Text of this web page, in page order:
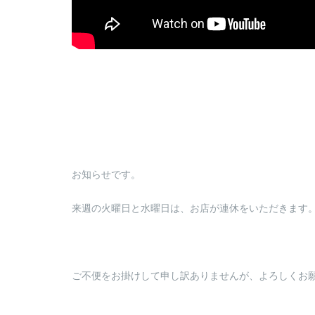
お知らせです。
来週の火曜日と水曜日は、お店が連休をいただきます
ご不便をお掛けして申し訳ありませんが、よろしくお